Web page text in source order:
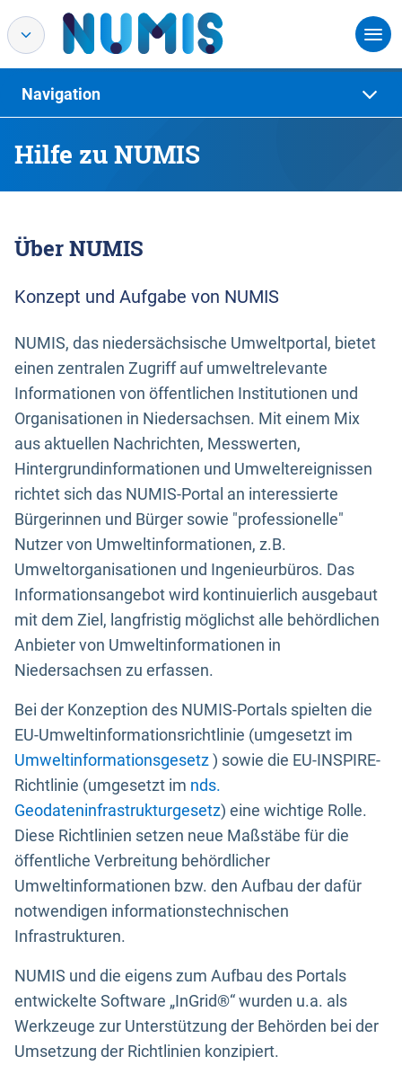
Hilfe zu NUMIS
Navigation
Über NUMIS
Konzept und Aufgabe von NUMIS
NUMIS, das niedersächsische Umweltportal, bietet
einen zentralen Zugriff auf umweltrelevante
Informationen von öffentlichen Institutionen und
Organisationen in Niedersachsen. Mit einem Mix
aus aktuellen Nachrichten, Messwerten,
Hintergrundinformationen und Umweltereignissen
richtet sich das NUMIS-Portal an interessierte
Bürgerinnen und Bürger sowie "professionelle"
Nutzer von Umweltinformationen, z.B.
Umweltorganisationen und Ingenieurbüros. Das
Informationsangebot wird kontinuierlich ausgebaut
mit dem Ziel, langfristig möglichst alle behördlichen
Anbieter von Umweltinformationen in
Niedersachsen zu erfassen.
Bei der Konzeption des NUMIS-Portals spielten die
EU-Umweltinformationsrichtlinie (umgesetzt im
Umweltinformationsgesetz) sowie die EU-INSPIRE-
Richtlinie (umgesetzt im nds.
Geodateninfrastrukturgesetz) eine wichtige Rolle.
Diese Richtlinien setzen neue Maßstäbe für die
öffentliche Verbreitung behördlicher
Umweltinformationen bzw. den Aufbau der dafür
notwendigen informationstechnischen
Infrastrukturen.
NUMIS und die eigens zum Aufbau des Portals
entwickelte Software „InGrid®“ wurden u.a. als
Werkzeuge zur Unterstützung der Behörden bei der
Umsetzung der Richtlinien konzipiert.